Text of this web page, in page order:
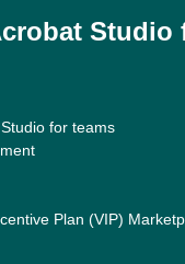
Studio
for teams
Plan (VIP)